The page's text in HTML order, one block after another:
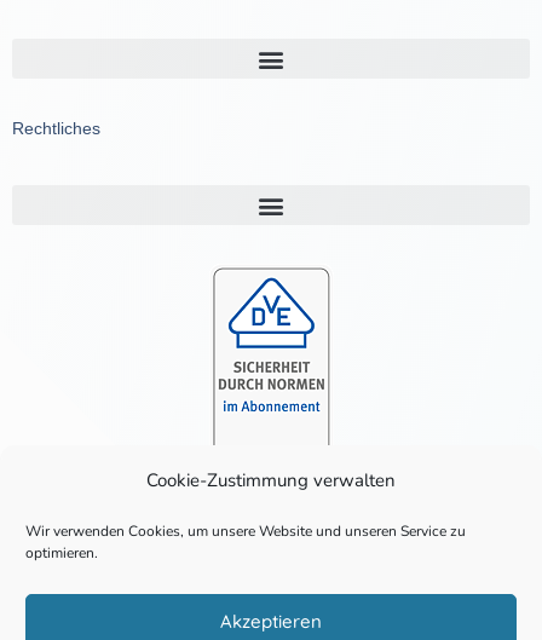
Cookie-Zustimmung verwalten
Wir verwenden Cookies, um unsere Website und unseren Service zu
optimieren.
Akzeptieren
Rechtliches
Eingetragen als Errichter: